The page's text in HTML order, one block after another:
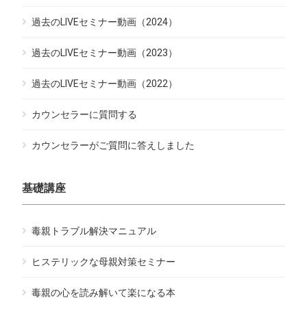
過去のLIVEセミナー動画（2024）
過去のLIVEセミナー動画（2023）
過去のLIVEセミナー動画（2022）
カウンセラーに質問する
カウンセラーがご質問に答えしました
基礎講座
毒親トラブル解決マニュアル
ヒステリックな母親対策セミナー
毒親の心を読み解いて楽になる本